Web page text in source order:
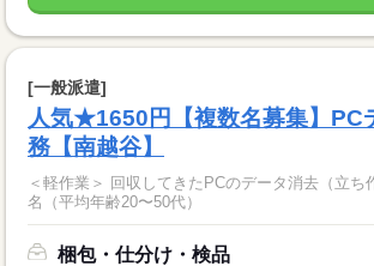
[一般派遣]
人気★1650円【複数名募集】PC
務【南越谷】
＜軽作業＞ 回収してきたPCのデータ消去（立ち作業） ★部
名（平均年齢20〜50代）
梱包・仕分け・検品